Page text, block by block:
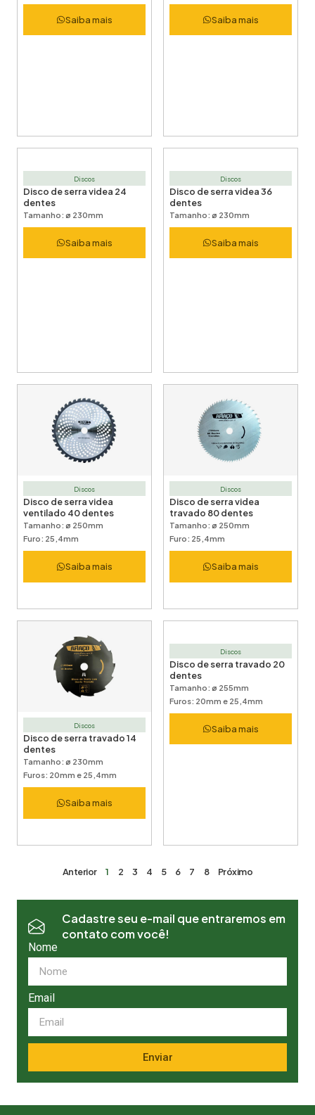
Saiba mais Saiba mais
Discos
Disco de serra videa 24
dentes
Tamanho: ø 230mm
Saiba mais
Discos
Disco de serra videa 36
dentes
Tamanho: ø 230mm
Saiba mais
Discos
Disco de serra videa
ventilado 40 dentes
Tamanho: ø 250mm
Furo: 25,4mm
Saiba mais
Discos
Disco de serra videa
travado 80 dentes
Tamanho: ø 250mm
Furo: 25,4mm
Saiba mais
Discos
Disco de serra travado 14
dentes
Tamanho: ø 230mm
Furos: 20mm e 25,4mm
Saiba mais
Discos
Disco de serra travado 20
dentes
Tamanho: ø 255mm
Furos: 20mm e 25,4mm
Saiba mais
Anterior 1 2 3 4 5 6 7 8 Próximo
Cadastre seu e-mail que entraremos em
contato com você!
Nome
Email
Enviar